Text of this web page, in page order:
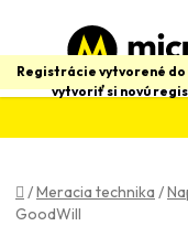
obsah
Registrácie vytvorené
vytvoriť si novú
Domov
/Meracia technika /
GoodWill